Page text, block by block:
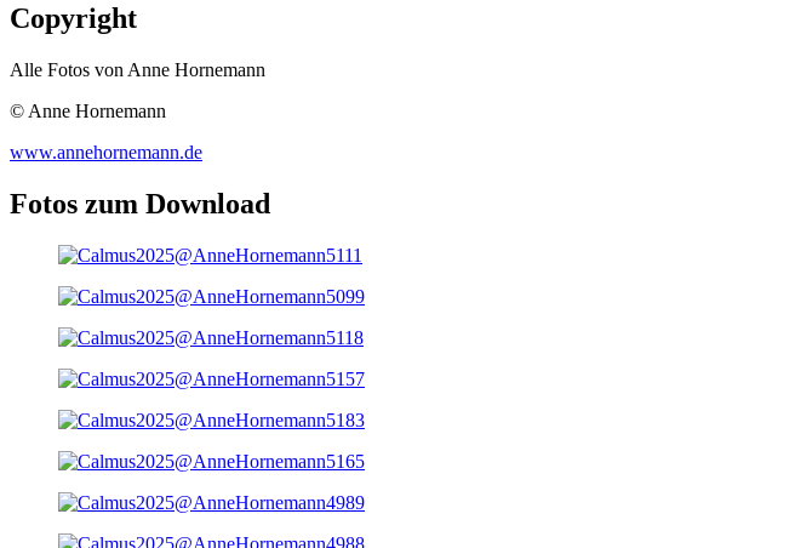
Copyright
Alle Fotos von Anne Hornemann
© Anne Hornemann
www.annehornemann.de
Fotos zum Download